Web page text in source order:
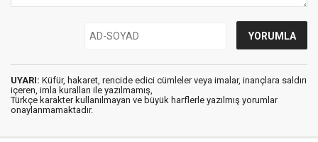
UYARI: Küfür, hakaret, rencide edici cümleler veya imalar, inançlara saldırı
içeren, imla kuralları ile yazılmamış,
Türkçe karakter kullanılmayan ve büyük harflerle yazılmış yorumlar
onaylanmamaktadır.